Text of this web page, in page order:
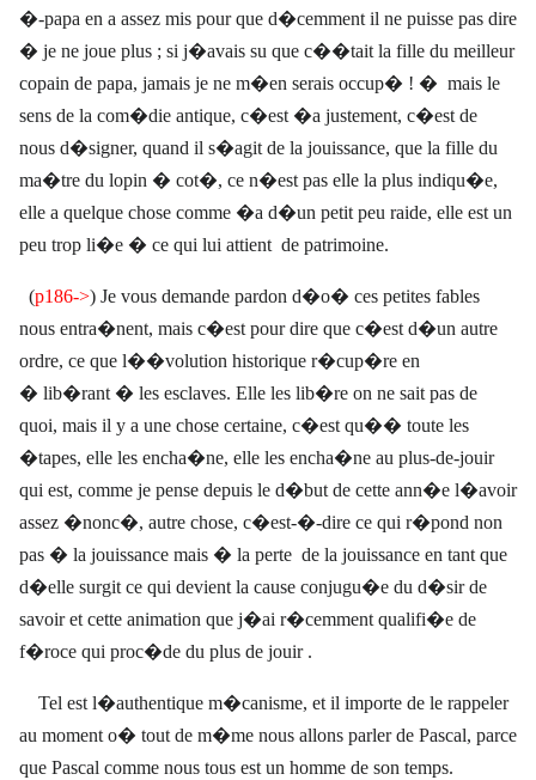
�-papa en a assez mis pour que d�cemment il ne puisse pas dire
� je ne joue plus ; si j�avais su que c��tait la fille du meilleur
copain de papa, jamais je ne m�en serais occup� ! � mais le
sens de la com�die antique, c�est �a justement, c�est de
nous d�signer, quand il s�agit de la jouissance, que la fille du
ma�tre du lopin � cot�, ce n�est pas elle la plus indiqu�e,
elle a quelque chose comme �a d�un petit peu raide, elle est un
peu trop li�e � ce qui lui attient de patrimoine.
(p186->) Je vous demande pardon d�o� ces petites fables
nous entra�nent, mais c�est pour dire que c�est d�un autre
ordre, ce que l��volution historique r�cup�re en
� lib�rant � les esclaves. Elle les lib�re on ne sait pas de
quoi, mais il y a une chose certaine, c�est qu�� toute les
�tapes, elle les encha�ne, elle les encha�ne au plus-de-jouir
qui est, comme je pense depuis le d�but de cette ann�e l�avoir
assez �nonc�, autre chose, c�est-�-dire ce qui r�pond non
pas � la jouissance mais � la perte de la jouissance en tant que
d�elle surgit ce qui devient la cause conjugu�e du d�sir de
savoir et cette animation que j�ai r�cemment qualifi�e de
f�roce qui proc�de du plus de jouir .
Tel est l�authentique m�canisme, et il importe de le rappeler
au moment o� tout de m�me nous allons parler de Pascal, parce
que Pascal comme nous tous est un homme de son temps.